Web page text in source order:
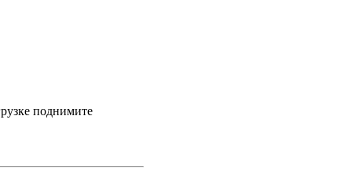
поднимите